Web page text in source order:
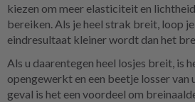
kiezen om meer elasticiteit en
bereiken. Als je heel strak breit, loop
eindresultaat kleiner wordt dan het
Als u daarentegen heel losjes breit, is
opengewerkt en een beetje losser
geval is het een voordeel om